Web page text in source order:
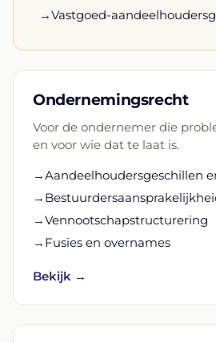
→Vastgoed-
Ondernemingsrecht
Voor de ondernemer die
en voor wie dat te laat is.
→Aandeelhoudersgeschillen
→
→Vennootschapstructurering
→ Fusies en overnames
Bekijk →